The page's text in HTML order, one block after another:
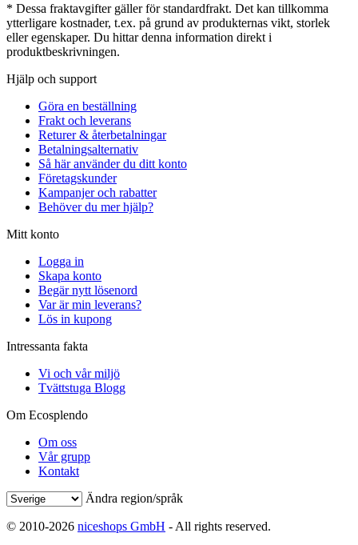
* Dessa fraktavgifter gäller för standardfrakt. Det kan tillkomma
ytterligare kostnader, t.ex. på grund av produkternas vikt, storlek
eller egenskaper. Du hittar denna information direkt i
produktbeskrivningen.
Hjälp och support
Göra en beställning
Frakt och leverans
Returer & återbetalningar
Betalningsalternativ
Så här använder du ditt konto
Företagskunder
Kampanjer och rabatter
Behöver du mer hjälp?
Mitt konto
Logga in
Skapa konto
Begär nytt lösenord
Var är min leverans?
Lös in kupong
Intressanta fakta
Vi och vår miljö
Tvättstuga Blogg
Om Ecosplendo
Om oss
Vår grupp
Kontakt
Ändra region/språk
© 2010-2026 niceshops GmbH - All rights reserved.